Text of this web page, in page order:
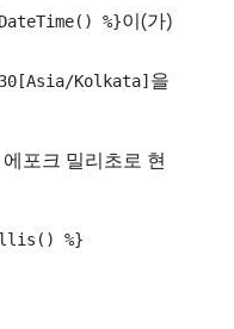
%}이(가)
Kolkata] 을
에포크 밀리초로 현
%}